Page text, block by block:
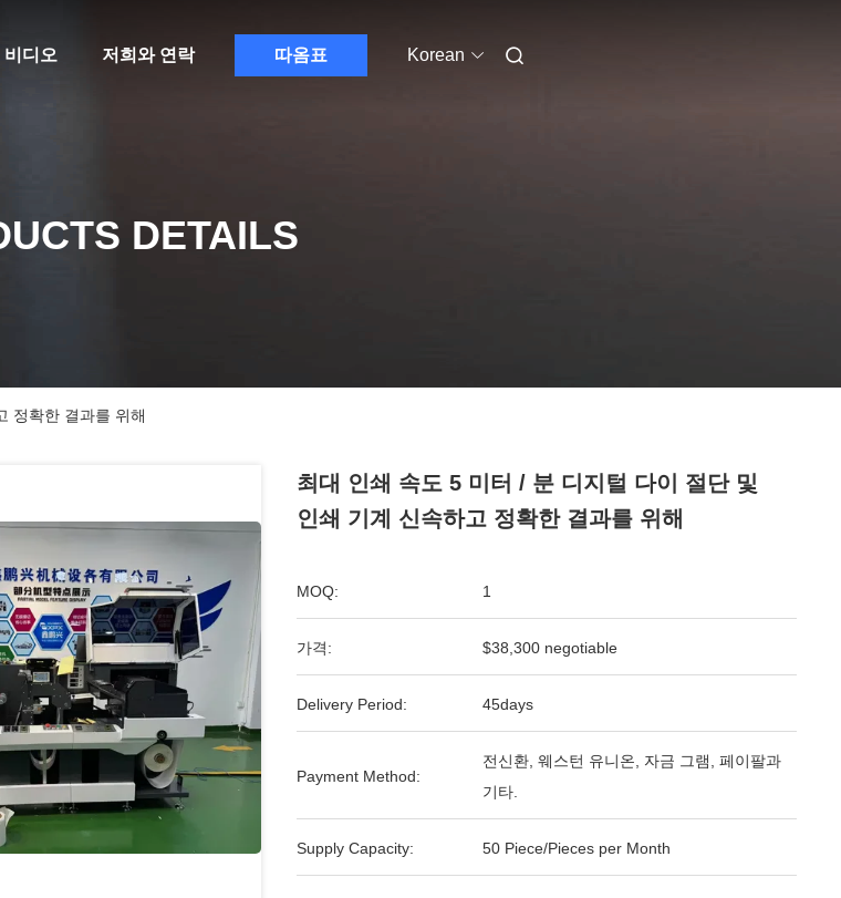
비디오 저희와 연락 따옴표 Korean
DETAILS
정확한 결과를 위해
최대 인쇄 속도 5 미터 / 분 디지털 다이 절단 및
인쇄 기계 신속하고 정확한 결과를 위해
MOQ: 1
가격: $38,300 negotiable
Delivery Period: 45days
Payment Method:
전신환, 웨스턴 유니온, 자금 그램, 페이팔과
기타.
Supply Capacity: 50 Piece/Pieces per Month